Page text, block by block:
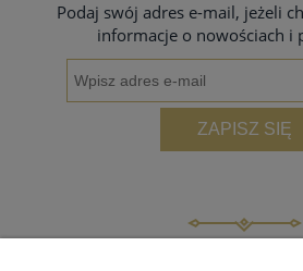
Podaj swój adres e-mail, jeżeli
informacje o nowościach i
ZAPISZ SIĘ